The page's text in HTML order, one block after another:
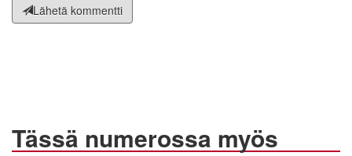
Lähetä kommentti
Tässä numerossa myös